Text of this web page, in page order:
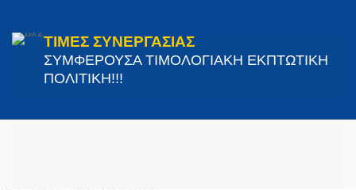
ΤΙΜΕΣ ΣΥΝΕΡΓΑΣΙΑΣ
ΣΥΜΦΕΡΟΥΣΑ ΤΙΜΟΛΟΓΙΑΚΗ ΕΚΠΤΩΤΙΚΗ
ΠΟΛΙΤΙΚΗ!!!